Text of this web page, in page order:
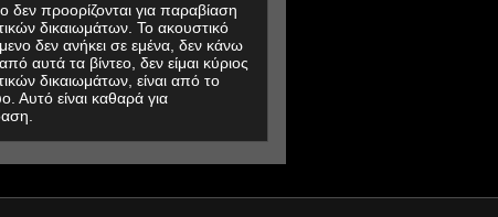
δεν προορίζονται για παραβίαση
δικαιωμάτων. Το ακουστικό
δεν ανήκει σε εμένα, δεν κάνω
αυτά τα βίντεο, δεν είμαι κύριος
δικαιωμάτων, είναι από το
Αυτό είναι καθαρά για